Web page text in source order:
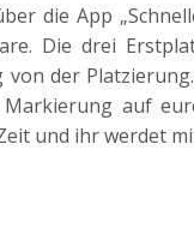
die App
Die drei
von der
auf
und ihr werdet